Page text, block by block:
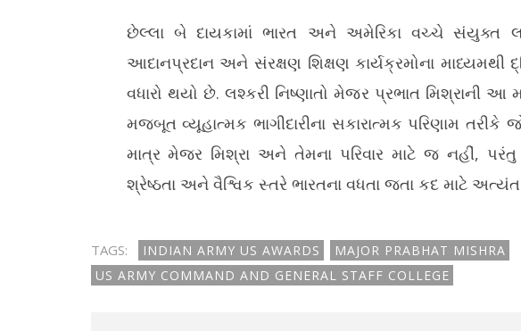
છેલ્લા બે દાયકામાં ભારત અને અમેરિકા વચ્ચે સંયુક્ત
આદાનપ્રદાન અને સંરક્ષણ શિક્ષણ કાર્યક્રમોના માધ્યમથી
વધારો થયો છે. લશ્કરી નિષ્ણાતો મેજર પ્રભાત મિશ્રાની
મજબૂત વ્યૂહાત્મક ભાગીદારીના સકારાત્મક પરિણામ
માત્ર મેજર મિશ્રા અને તેમના પરિવાર માટે જ નહીં,
શ્રેષ્ઠતા અને વૈશ્વિક સ્તરે ભારતના વધતા જતા કદ માટે
TAGS: INDIAN ARMY US AWARDS
MAJOR PRABHAT MISHRA
US ARMY COMMAND AND GENERAL STAFF COLLEGE